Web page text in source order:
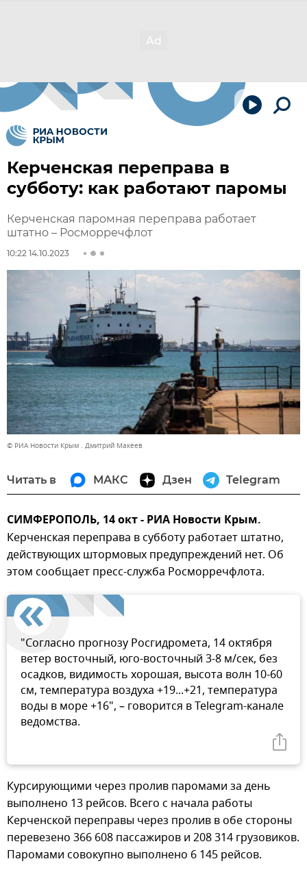
Керченская переправа в
субботу: как работают паромы
Керченская паромная переправа работает
штатно – Росморречфлот
10:22 14.10.2023
© РИА Новости Крым . Дмитрий Макеев
Читать в МАКС Дзен Telegram
СИМФЕРОПОЛЬ, 14 окт - РИА Новости Крым.
Керченская переправа в субботу работает штатно,
действующих штормовых предупреждений нет. Об
этом сообщает пресс-служба Росморречфлота.
"Согласно прогнозу Росгидромета, 14 октября
ветер восточный, юго-восточный 3-8 м/сек, без
осадков, видимость хорошая, высота волн 10-60
см, температура воздуха +19...+21, температура
воды в море +16", – говорится в Telegram-канале
ведомства.
Курсирующими через пролив паромами за день
выполнено 13 рейсов. Всего с начала работы
Керченской переправы через пролив в обе стороны
перевезено 366 608 пассажиров и 208 314 грузовиков.
Паромами совокупно выполнено 6 145 рейсов.